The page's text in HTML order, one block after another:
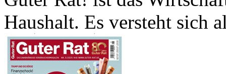
Haushalt. Es versteht sich